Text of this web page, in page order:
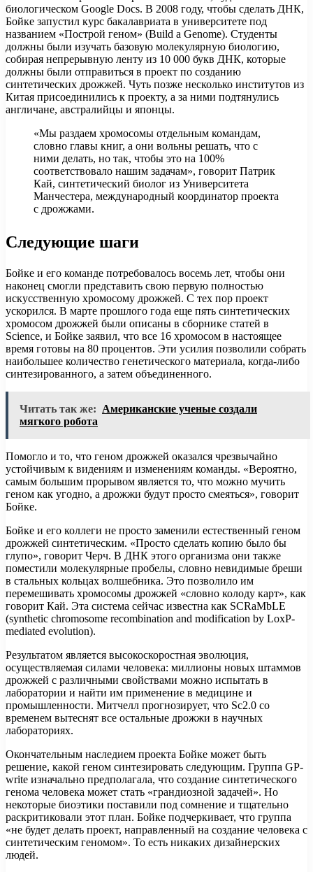
биологическом Google Docs. В 2008 году, чтобы сделать ДНК,
Бойке запустил курс бакалавриата в университете под
названием «Построй геном» (Build a Genome). Студенты
должны были изучать базовую молекулярную биологию,
собирая непрерывную ленту из 10 000 букв ДНК, которые
должны были отправиться в проект по созданию
синтетических дрожжей. Чуть позже несколько институтов из
Китая присоединились к проекту, а за ними подтянулись
англичане, австралийцы и японцы.
«Мы раздаем хромосомы отдельным командам,
словно главы книг, а они вольны решать, что с
ними делать, но так, чтобы это на 100%
соответствовало нашим задачам», говорит Патрик
Кай, синтетический биолог из Университета
Манчестера, международный координатор проекта
с дрожжами.
Следующие шаги
Бойке и его команде потребовалось восемь лет, чтобы они
наконец смогли представить свою первую полностью
искусственную хромосому дрожжей. С тех пор проект
ускорился. В марте прошлого года еще пять синтетических
хромосом дрожжей были описаны в сборнике статей в
Science, и Бойке заявил, что все 16 хромосом в настоящее
время готовы на 80 процентов. Эти усилия позволили собрать
наибольшее количество генетического материала, когда-либо
синтезированного, а затем объединенного.
Читать так же: Американские ученые создали
мягкого робота
Помогло и то, что геном дрожжей оказался чрезвычайно
устойчивым к видениям и изменениям команды. «Вероятно,
самым большим прорывом является то, что можно мучить
геном как угодно, а дрожжи будут просто смеяться», говорит
Бойке.
Бойке и его коллеги не просто заменили естественный геном
дрожжей синтетическим. «Просто сделать копию было бы
глупо», говорит Черч. В ДНК этого организма они также
поместили молекулярные пробелы, словно невидимые бреши
в стальных кольцах волшебника. Это позволило им
перемешивать хромосомы дрожжей «словно колоду карт», как
говорит Кай. Эта система сейчас известна как SCRaMbLE
(synthetic chromosome recombination and modification by LoxP-
mediated evolution).
Результатом является высокоскоростная эволюция,
осуществляемая силами человека: миллионы новых штаммов
дрожжей с различными свойствами можно испытать в
лаборатории и найти им применение в медицине и
промышленности. Митчелл прогнозирует, что Sc2.0 со
временем вытеснят все остальные дрожжи в научных
лабораториях.
Окончательным наследием проекта Бойке может быть
решение, какой геном синтезировать следующим. Группа GP-
write изначально предполагала, что создание синтетического
генома человека может стать «грандиозной задачей». Но
некоторые биоэтики поставили под сомнение и тщательно
раскритиковали этот план. Бойке подчеркивает, что группа
«не будет делать проект, направленный на создание человека с
синтетическим геномом». То есть никаких дизайнерских
людей.